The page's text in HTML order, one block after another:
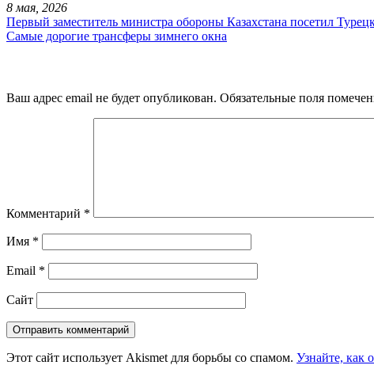
8 мая, 2026
Первый заместитель министра обороны Казахстана посетил
Самые дорогие трансферы зимнего окна
Ваш адрес email не будет опубликован. Обязательные поля
Комментарий *
Имя *
Email *
Сайт
Этот сайт использует Akismet для борьбы со спамом. Узнайте, как